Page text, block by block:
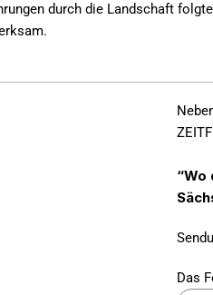
durch die Landschaft
Das